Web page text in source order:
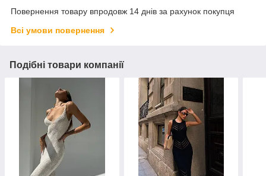
Повернення товару впродовж 14 днів за рахунок покупця
Всі умови повернення
Подібні товари компанії